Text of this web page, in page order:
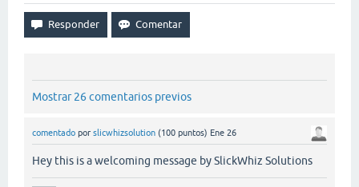
Mostrar 26 comentarios previos
comentado por slicwhizsolution (100 puntos) Ene 26
Hey this is a welcoming message by SlickWhiz Solutions